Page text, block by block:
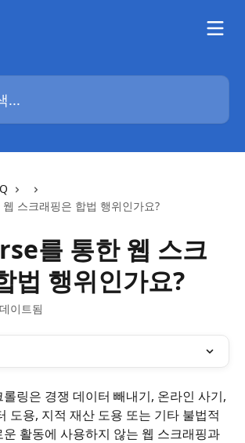
스크래핑은 합법 행위인가요?
를 통한 웹 스크
법 행위인가요?
이트됨
링은 경쟁 데이터 빼내기, 온라인 사기,
도용, 지적 재산 도용 또는 기타 불법적
활동에 사용하지 않는 웹 스크래핑과